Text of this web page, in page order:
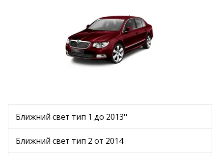
Ближний свет тип 1 до 2013''
Ближний свет тип 2 от 2014